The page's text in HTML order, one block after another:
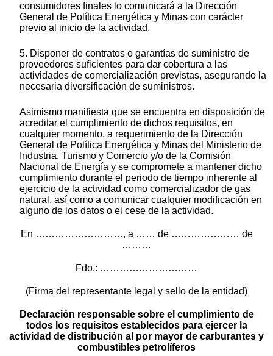
consumidores finales lo comunicará a la Dirección
General de Política Energética y Minas con carácter
previo al inicio de la actividad.
5. Disponer de contratos o garantías de suministro de
proveedores suficientes para dar cobertura a las
actividades de comercialización previstas, asegurando la
necesaria diversificación de suministros.
Asimismo manifiesta que se encuentra en disposición de
acreditar el cumplimiento de dichos requisitos, en
cualquier momento, a requerimiento de la Dirección
General de Política Energética y Minas del Ministerio de
Industria, Turismo y Comercio y/o de la Comisión
Nacional de Energía y se compromete a mantener dicho
cumplimiento durante el periodo de tiempo inherente al
ejercicio de la actividad como comercializador de gas
natural, así como a comunicar cualquier modificación en
alguno de los datos o el cese de la actividad.
En ………………………, a …… de ………………… de
………
Fdo.: …………………………
(Firma del representante legal y sello de la entidad)
Declaración responsable sobre el cumplimiento de
todos los requisitos establecidos para ejercer la
actividad de distribución al por mayor de carburantes y
combustibles petrolíferos